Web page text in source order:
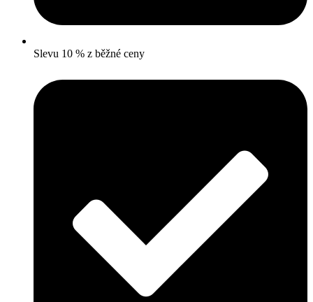
Slevu 10 % z běžné ceny